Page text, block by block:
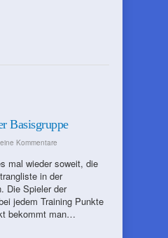
Basisgruppe
Kommentare
mal wieder soweit, die
in der
Die Spieler der
jedem Training Punkte
bekommt man…